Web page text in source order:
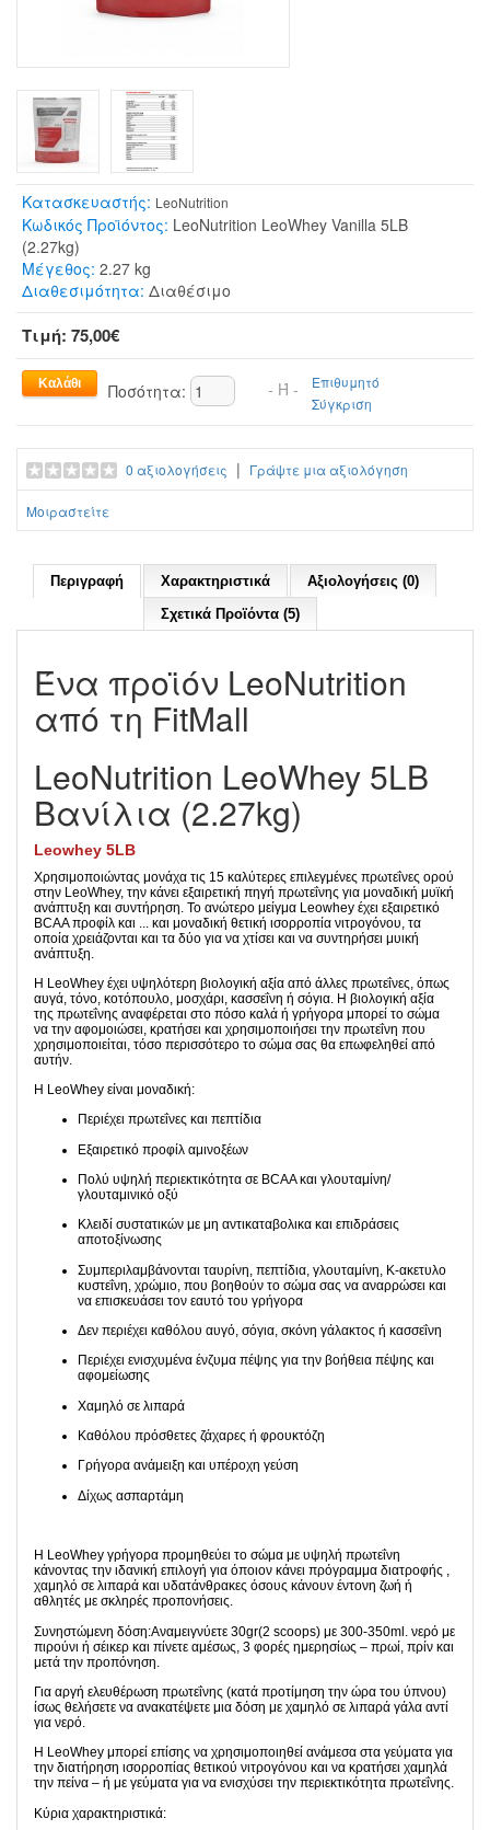
Κατασκευαστής: LeoNutrition
Κωδικός Προϊόντος: LeoNutrition LeoWhey Vanilla 5LB
(2.27kg)
Μέγεθος: 2.27 kg
Διαθεσιμότητα: Διαθέσιμο
Τιμή: 75,00€
Ποσότητα: - Ή -
Επιθυμητό
Σύγκριση
0 αξιολογήσεις | Γράψτε μια αξιολόγηση
Μοιραστείτε
Περιγραφή Χαρακτηριστικά
Αξιολογήσεις (0)
Σχετικά Προϊόντα (5)
Ένα προϊόν LeoNutrition
από τη FitMall
LeoNutrition LeoWhey 5LB
Βανίλια (2.27kg)
Leowhey 5LB
Χρησιμοποιώντας μονάχα τις 15 καλύτερες επιλεγμένες πρωτεΐνες ορού
στην LeoWhey, την κάνει εξαιρετική πηγή πρωτεΐνης για μοναδική μυϊκή
ανάπτυξη και συντήρηση. Το ανώτερο μείγμα Leowhey έχει εξαιρετικό
BCAA προφίλ και ... και μοναδική θετική ισορροπία νιτρογόνου, τα
οποία χρειάζονται και τα δύο για να χτίσει και να συντηρήσει μυική
ανάπτυξη.
Η LeoWhey έχει υψηλότερη βιολογική αξία από άλλες πρωτεΐνες, όπως
αυγά, τόνο, κοτόπουλο, μοσχάρι, κασσεΐνη ή σόγια. Η βιολογική αξία
της πρωτεΐνης αναφέρεται στο πόσο καλά ή γρήγορα μπορεί το σώμα
να την αφομοιώσει, κρατήσει και χρησιμοποιήσει την πρωτεΐνη που
χρησιμοποιείται, τόσο περισσότερο το σώμα σας θα επωφεληθεί από
αυτήν.
Η LeoWhey είναι μοναδική:
Περιέχει πρωτεΐνες και πεπτίδια
Εξαιρετικό προφίλ αμινοξέων
Πολύ υψηλή περιεκτικότητα σε BCAA και γλουταμίνη/
γλουταμινικό οξύ
Κλειδί συστατικών με μη αντικαταβολικα και επιδράσεις
αποτοξίνωσης
Συμπεριλαμβάνονται ταυρίνη, πεπτίδια, γλουταμίνη, Κ-ακετυλο
κυστεΐνη, χρώμιο, που βοηθούν το σώμα σας να αναρρώσει και
να επισκευάσει τον εαυτό του γρήγορα
Δεν περιέχει καθόλου αυγό, σόγια, σκόνη γάλακτος ή κασσεΐνη
Περιέχει ενισχυμένα ένζυμα πέψης για την βοήθεια πέψης και
αφομείωσης
Χαμηλό σε λιπαρά
Καθόλου πρόσθετες ζάχαρες ή φρουκτόζη
Γρήγορα ανάμειξη και υπέροχη γεύση
Δίχως ασπαρτάμη
Η LeoWhey γρήγορα προμηθεύει το σώμα με υψηλή πρωτεΐνη
κάνοντας την ιδανική επιλογή για όποιον κάνει πρόγραμμα διατροφής ,
χαμηλό σε λιπαρά και υδατάνθρακες όσους κάνουν έντονη ζωή ή
αθλητές με σκληρές προπονήσεις.
Συνηστώμενη δόση:Αναμειγνύετε 30gr(2 scoops) με 300-350ml. νερό με
πιρούνι ή σέικερ και πίνετε αμέσως, 3 φορές ημερησίως – πρωί, πρίν και
μετά την προπόνηση.
Για αργή ελευθέρωση πρωτεΐνης (κατά προτίμηση την ώρα του ύπνου)
ίσως θελήσετε να ανακατέψετε μια δόση με χαμηλό σε λιπαρά γάλα αντί
για νερό.
Η LeoWhey μπορεί επίσης να χρησιμοποιηθεί ανάμεσα στα γεύματα για
την διατήρηση ισορροπίας θετικού νιτρογόνου και να κρατήσει χαμηλά
την πείνα – ή με γεύματα για να ενισχύσει την περιεκτικότητα πρωτεΐνης.
Κύρια χαρακτηριστικά: